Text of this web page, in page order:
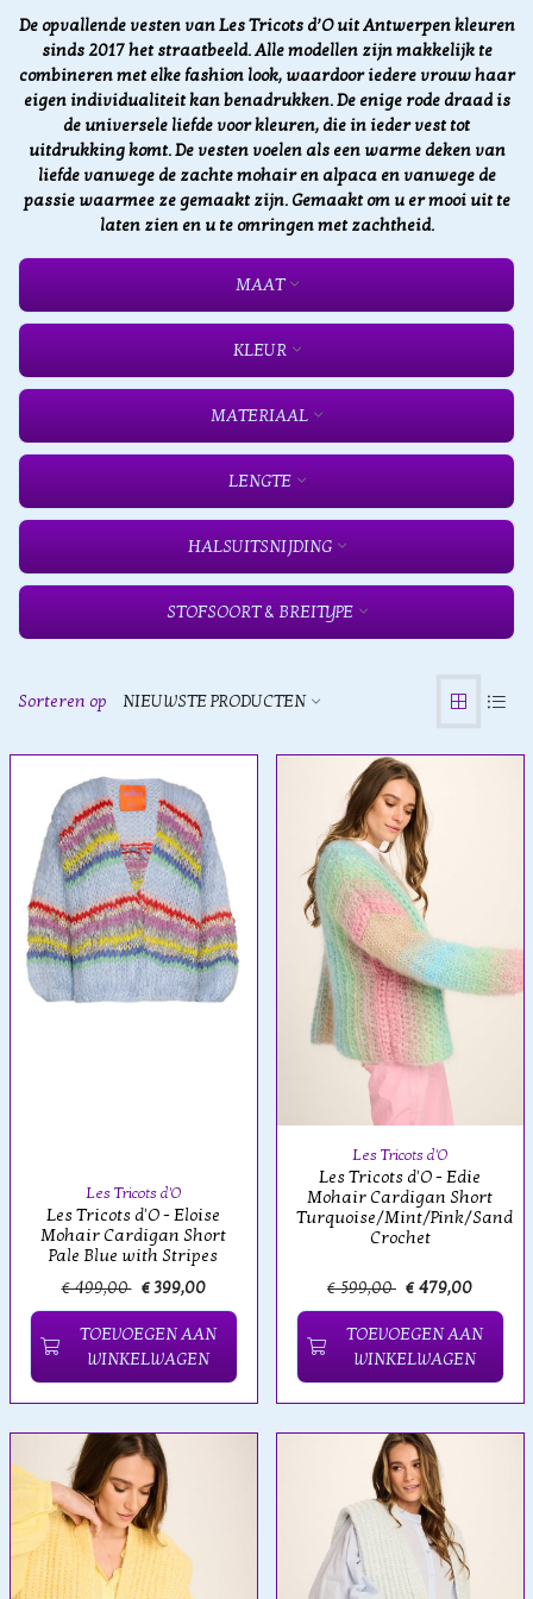
De opvallende vesten van Les Tricots d’O uit Antwerpen kleuren
sinds 2017 het straatbeeld. Alle modellen zijn makkelijk te
combineren met elke fashion look, waardoor iedere vrouw haar
eigen individualiteit kan benadrukken. De enige rode draad is
de universele liefde voor kleuren, die in ieder vest tot
uitdrukking komt. De vesten voelen als een warme deken van
liefde vanwege de zachte mohair en alpaca en vanwege de
passie waarmee ze gemaakt zijn. Gemaakt om u er mooi uit te
laten zien en u te omringen met zachtheid.
MAAT
KLEUR
MATERIAAL
LENGTE
HALSUITSNIJDING
STOFSOORT & BREITYPE
Sorteren op NIEUWSTE PRODUCTEN
Les Tricots d'O
Les Tricots d'O - Eloise
Mohair Cardigan Short
Pale Blue with Stripes
€ 499,00 € 399,00
TOEVOEGEN AAN
WINKELWAGEN
Les Tricots d'O
Les Tricots d'O - Edie
Mohair Cardigan Short
Turquoise/Mint/Pink/Sand
Crochet
€ 599,00 € 479,00
TOEVOEGEN AAN
WINKELWAGEN